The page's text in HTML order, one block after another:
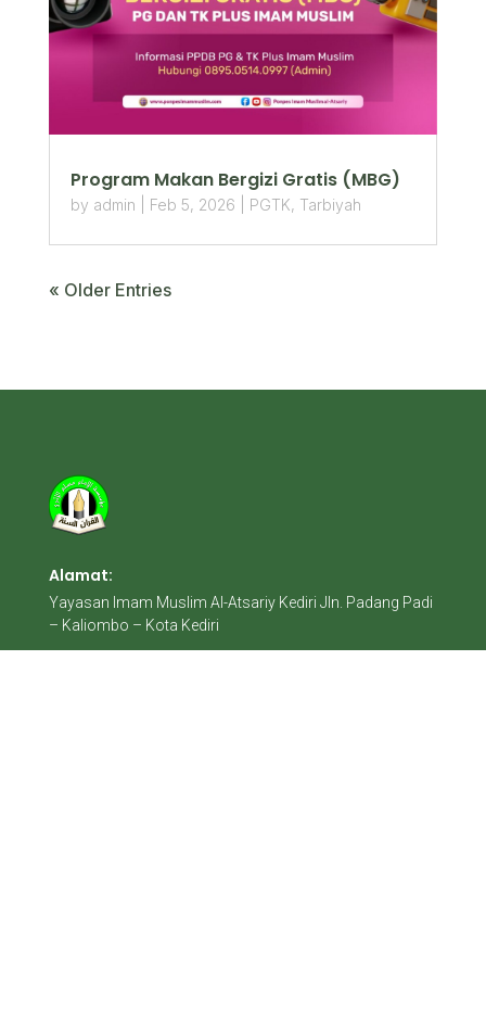
Program Makan Bergizi Gratis (MBG)
by admin Feb 5, 2026 PGTK, Tarbiyah
« Older Entries
Alamat:
Yayasan Imam Muslim Al-Atsariy Kediri Jln. Padang Padi
– Kaliombo – Kota Kediri